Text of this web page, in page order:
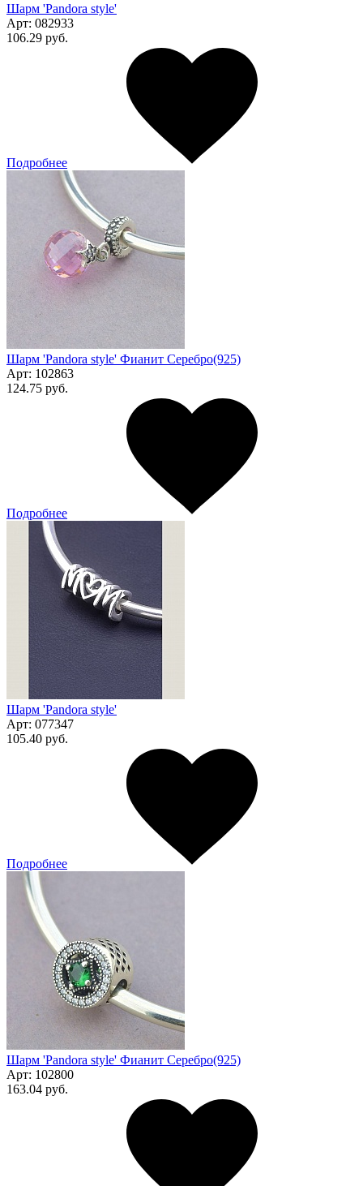
Шарм 'Pandora style'
Арт: 082933
106.29 руб.
Подробнее
Шарм 'Pandora style' Фианит Серебро(925)
Арт: 102863
124.75 руб.
Подробнее
Шарм 'Pandora style'
Арт: 077347
105.40 руб.
Подробнее
Шарм 'Pandora style' Фианит Серебро(925)
Арт: 102800
163.04 руб.